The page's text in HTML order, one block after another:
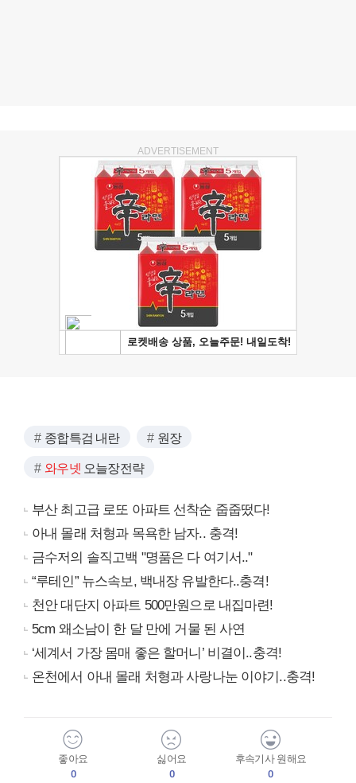
ADVERTISEMENT
종합특검 내란 원장
와우넷 오늘장전략
부산 최고급 로또 아파트 선착순 줍줍떴다!
아내 몰래 처형과 목욕한 남자.. 충격!
금수저의 솔직고백 "명품은 다 여기서.."
“루테인” 뉴스속보, 백내장 유발한다..충격!
천안 대단지 아파트 500만원으로 내집마련!
5cm 왜소남이 한 달 만에 거물 된 사연
‘세계서 가장 몸매 좋은 할머니’ 비결이..충격!
온천에서 아내 몰래 처형과 사랑나눈 이야기..충격!
좋아요
0
싫어요
0
후속기사 원해요
0